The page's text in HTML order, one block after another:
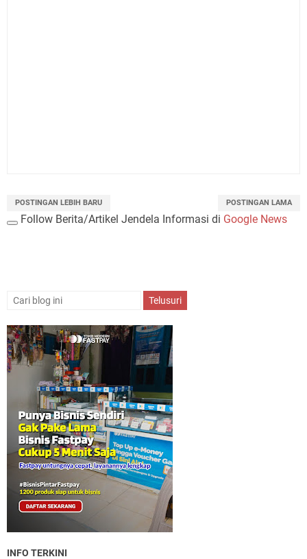
POSTINGAN LEBIH BARU POSTINGAN LAMA
Follow Berita/Artikel Jendela Informasi di Google News
INFO TERKINI